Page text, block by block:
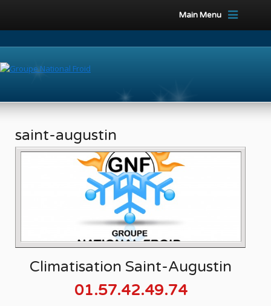
Main Menu
saint-augustin
Climatisation Saint-Augustin
01.57.42.49.74